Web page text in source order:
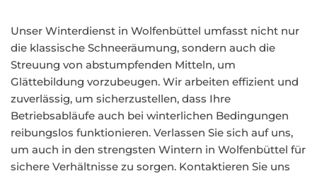
Unser Winterdienst in Wolfenbüttel umfasst nicht nur
die klassische Schneeräumung, sondern auch die
Streuung von abstumpfenden Mitteln, um
Glättebildung vorzubeugen. Wir arbeiten effizient und
zuverlässig, um sicherzustellen, dass Ihre
Betriebsabläufe auch bei winterlichen Bedingungen
reibungslos funktionieren. Verlassen Sie sich auf uns,
um auch in den strengsten Wintern in Wolfenbüttel für
sichere Verhältnisse zu sorgen. Kontaktieren Sie uns